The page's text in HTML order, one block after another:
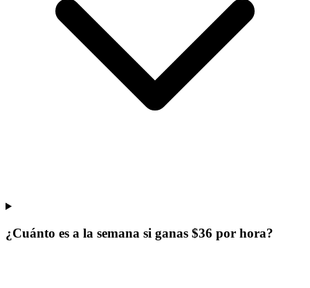
¿Cuánto es a la semana si ganas $36 por hora?